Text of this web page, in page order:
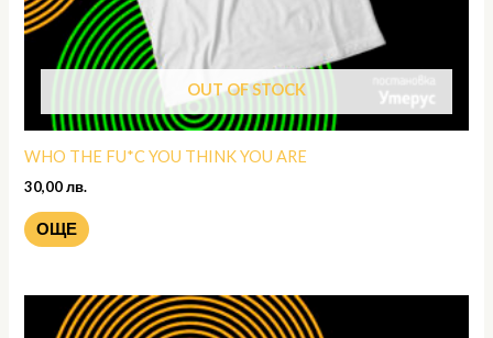
OUT OF STOCK
WHO THE FU*C YOU THINK YOU ARE
30,00лв.
ОЩЕ